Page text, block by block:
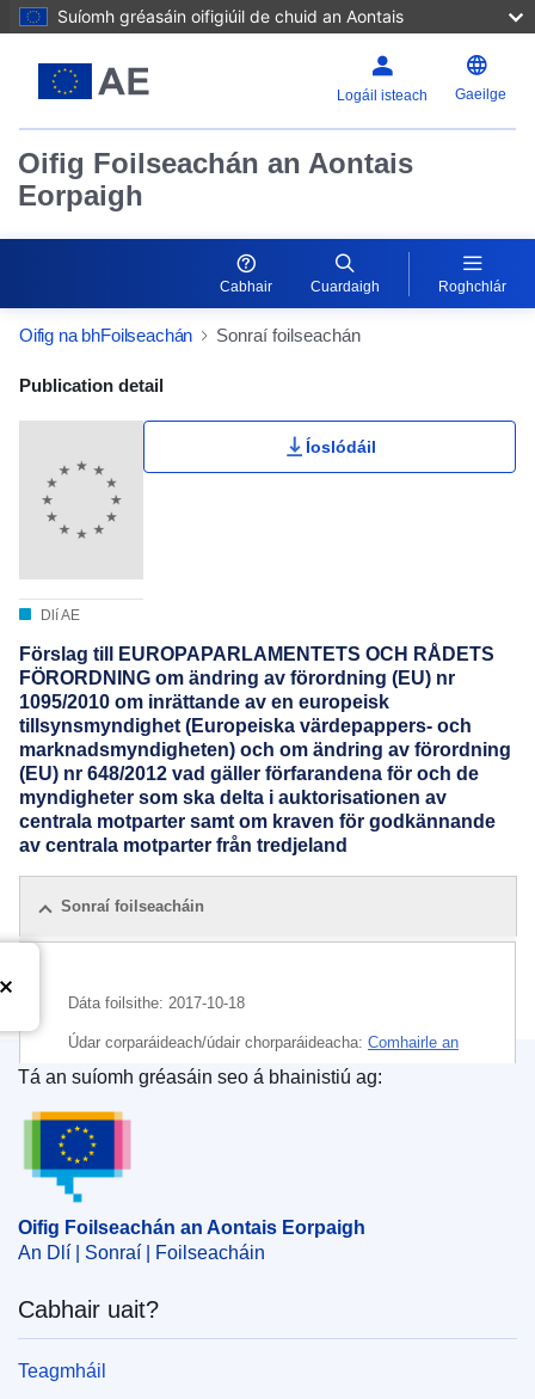
Suíomh gréasáin oifigiúil de chuid an Aontais
Logáil isteach Gaeilge
Oifig Foilseachán an Aontais
Eorpaigh
Cabhair Cuardaigh Roghchlár
Oifig na bhFoilseachán Sonraí foilseachán
Publication Detail Actions Portlet
Publication detail
Dlí AE
Íoslódáil
Förslag till EUROPAPARLAMENTETS OCH RÅDETS
FÖRORDNING om ändring av förordning (EU) nr
1095/2010 om inrättande av en europeisk
tillsynsmyndighet (Europeiska värdepappers- och
marknadsmyndigheten) och om ändring av förordning
(EU) nr 648/2012 vad gäller förfarandena för och de
myndigheter som ska delta i auktorisationen av
centrala motparter samt om kraven för godkännande
av centrala motparter från tredjeland
Sonraí foilseacháin
Dáta foilsithe: 2017-10-18
Údar corparáideach/údair chorparáideacha: Comhairle an
Aontais Eorpaigh
IMMC : ST 10363 2017 REV 1
Oifig Foilseachán an Aontais Eorpaigh
Tá an suíomh gréasáin seo á bhainistiú ag:
Oifig Foilseachán an Aontais Eorpaigh
An Dlí | Sonraí | Foilseacháin
Cabhair uait?
Teagmháil